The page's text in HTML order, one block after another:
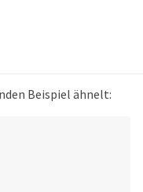
Beispiel ähnelt: